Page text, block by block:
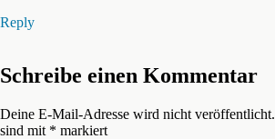
Reply
Schreibe einen Kommentar
Deine E-Mail-Adresse wird nicht veröffentlicht.
sind mit * markiert